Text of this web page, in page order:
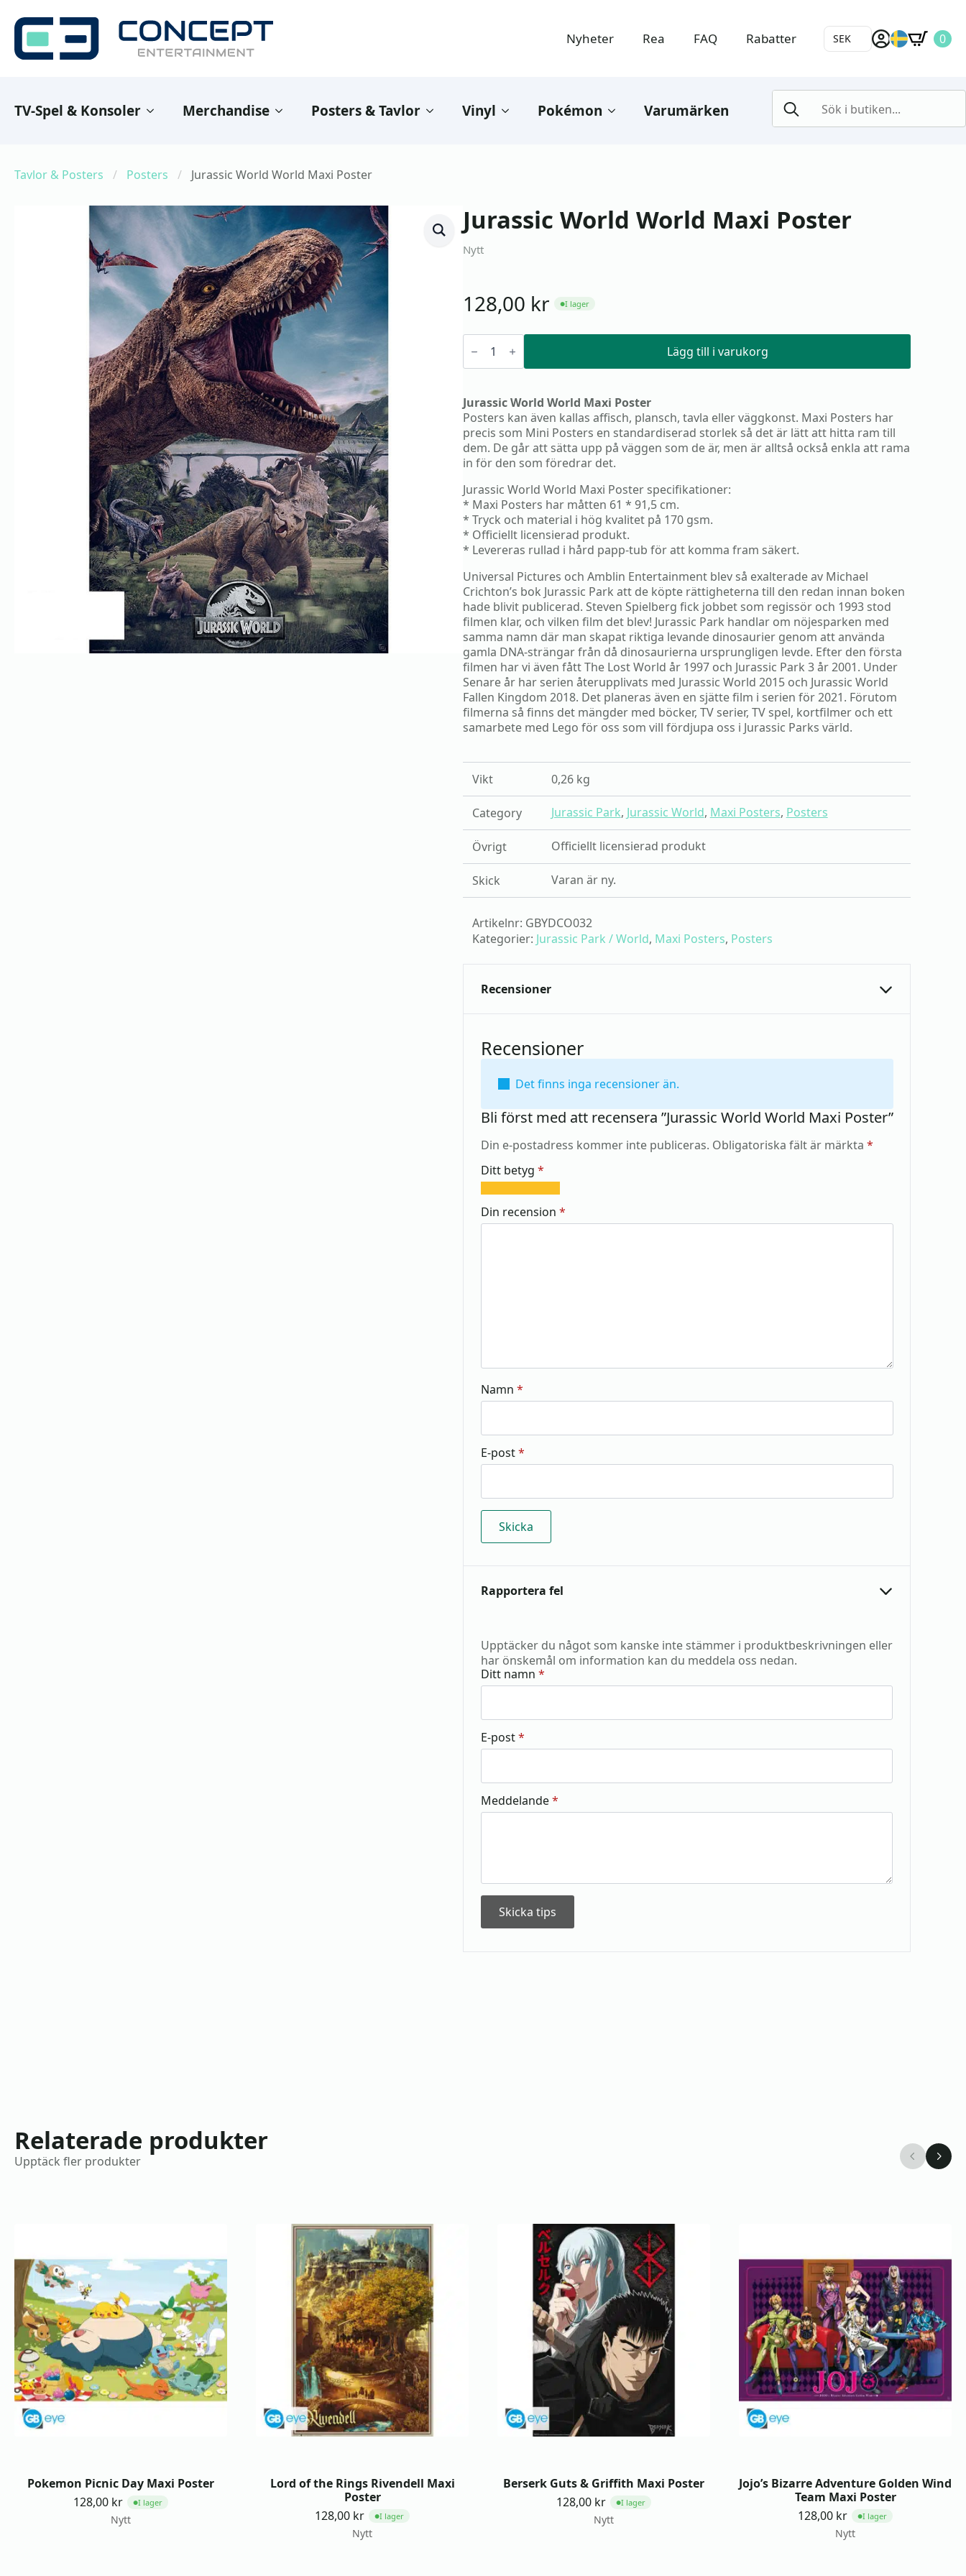
Nyheter Rea FAQ Rabatter SEK 0
TV-Spel & Konsoler Merchandise Posters & Tavlor Vinyl Pokémon Varumärken
for:
Tavlor & Posters Posters Jurassic World World Maxi Poster
Jurassic World World Maxi Poster
Nytt
128,00 kr ●I lager
Jurassic
World
Maxi
mängd
Lägg till i varukorg
Jurassic World World Maxi Poster
Posters kan även kallas affisch, plansch, tavla eller väggkonst. Maxi Posters har
precis som Mini Posters en standardiserad storlek så det är lätt att hitta ram till
dem. De går att sätta upp på väggen som de är, men är alltså också enkla att rama
in för den som föredrar det.
Jurassic World World Maxi Poster specifikationer:
* Maxi Posters har måtten 61 * 91,5 cm.
* Tryck och material i hög kvalitet på 170 gsm.
* Officiellt licensierad produkt.
* Levereras rullad i hård papp-tub för att komma fram säkert.
Universal Pictures och Amblin Entertainment blev så exalterade av Michael
Crichton’s bok Jurassic Park att de köpte rättigheterna till den redan innan boken
hade blivit publicerad. Steven Spielberg fick jobbet som regissör och 1993 stod
filmen klar, och vilken film det blev! Jurassic Park handlar om nöjesparken med
samma namn där man skapat riktiga levande dinosaurier genom att använda
gamla DNA-strängar från då dinosaurierna ursprungligen levde. Efter den första
filmen har vi även fått The Lost World år 1997 och Jurassic Park 3 år 2001. Under
Senare år har serien återupplivats med Jurassic World 2015 och Jurassic World
Fallen Kingdom 2018. Det planeras även en sjätte film i serien för 2021. Förutom
filmerna så finns det mängder med böcker, TV serier, TV spel, kortfilmer och ett
samarbete med Lego för oss som vill fördjupa oss i Jurassic Parks värld.
Vikt 0,26 kg
Category Jurassic Park, Jurassic World, Maxi Posters, Posters
Övrigt Officiellt licensierad produkt
Skick Varan är ny.
Artikelnr: GBYDCO032
Kategorier: Jurassic Park / World, Maxi Posters, Posters
Recensioner
Recensioner
Det finns inga recensioner än.
Bli först med att recensera ”Jurassic World World Maxi Poster”
Din e-postadress kommer inte publiceras. Obligatoriska fält är märkta *
Ditt betyg *
av
5
5
5
av
5 5
Din recension *
Namn *
E-post*
Rapportera fel
Upptäcker du något som kanske inte stämmer i produktbeskrivningen eller
har önskemål om information kan du meddela oss nedan.
Ditt namn *
E-post *
Meddelande *
Skicka tips
Relaterade produkter
Upptäck fler produkter
Pokemon Picnic Day Maxi Poster
128,00 kr ●I lager
Nytt
Lord of the Rings Rivendell Maxi
Poster
128,00 kr ●I lager
Nytt
Berserk Guts & Griffith Maxi Poster
128,00 kr ●I lager
Nytt
Jojo’s Bizarre Adventure Golden Wind
Team Maxi Poster
128,00 kr ●I lager
Nytt